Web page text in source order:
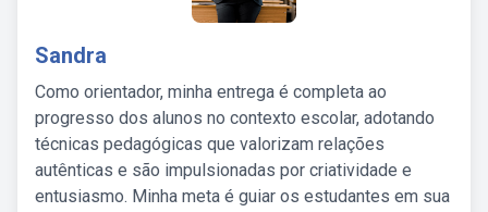
Sandra
Como orientador, minha entrega é completa ao
progresso dos alunos no contexto escolar, adotando
técnicas pedagógicas que valorizam relações
autênticas e são impulsionadas por criatividade e
entusiasmo. Minha meta é guiar os estudantes em sua